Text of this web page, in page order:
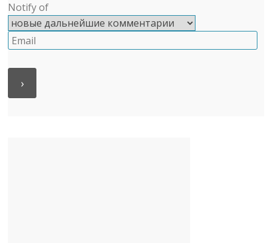
Notify of